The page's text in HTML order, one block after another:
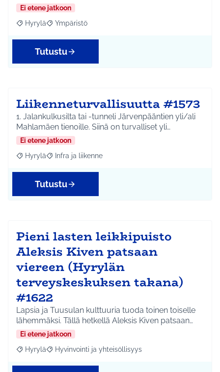
Ei etene jatkoon
Rajaa tulokset aihepiirin mukaan: Hyrylä
Hyrylä Rajaa tulokset teeman mukaan: Ympäristö
Ympäristö
Tutustu
Liikenneturvallisuutta #1573
1. Jalankulkusilta tai -tunneli Järvenpääntien yli/ali
Mahlamäen tienoille. Siinä on turvalliset yli…
Ei etene jatkoon
Rajaa tulokset aihepiirin mukaan: Hyrylä
Hyrylä Rajaa tulokset teeman mukaan: Infra ja liikenne
Infra ja liikenne
Tutustu
Pieni lasten leikkipuisto
Aleksis Kiven patsaan
viereen (Hyrylän
terveyskeskuksen takana)
#1622
Lapsia ja Tuusulan kulttuuria tuoda toinen toiselle
lähemmäksi. Tällä hetkellä Aleksis Kiven patsaan…
Ei etene jatkoon
Rajaa tulokset aihepiirin mukaan: Hyrylä
Hyrylä Rajaa tulokset teeman mukaan: Hyvinvointi ja
Hyvinvointi ja yhteisöllisyys